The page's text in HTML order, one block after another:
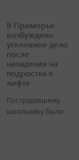
В Приморье
возбуждено
уголовное дело
после
нападения на
подростка в
лифте
Пострадавшему
школьнику были